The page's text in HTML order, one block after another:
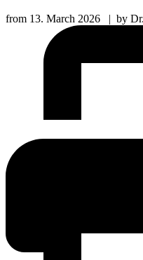
from 13. March 2026 | by